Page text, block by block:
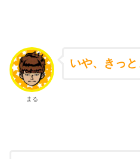
まる
いや、きっ